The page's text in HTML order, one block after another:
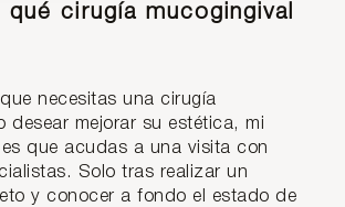
cirugía mucogingival
necesitas una cirugía
desear mejorar su estética, mi
que acudas a una visita con
Solo tras realizar un
y conocer a fondo el estado de